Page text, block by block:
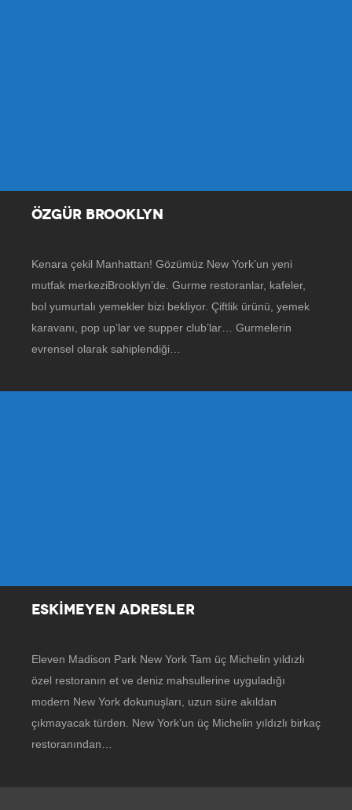
ÖZGÜR BROOKLYN
Kenara çekil Manhattan! Gözümüz New York’un yeni
mutfak merkeziBrooklyn’de. Gurme restoranlar, kafeler,
bol yumurtalı yemekler bizi bekliyor. Çiftlik ürünü, yemek
karavanı, pop up’lar ve supper club’lar… Gurmelerin
evrensel olarak sahiplendiği…
ESKİMEYEN ADRESLER
Eleven Madison Park New York Tam üç Michelin yıldızlı
özel restoranın et ve deniz mahsullerine uyguladığı
modern New York dokunuşları, uzun süre akıldan
çıkmayacak türden. New York’un üç Michelin yıldızlı birkaç
restoranından…